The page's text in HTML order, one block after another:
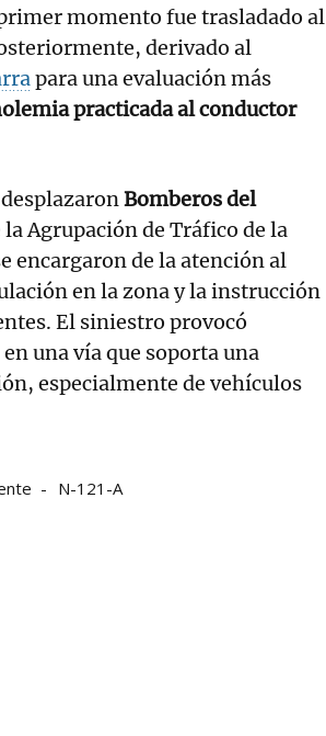
momento fue trasladado al
derivado al
para una evaluación más
practicada al conductor
Bomberos del
la Agrupación de Tráfico de la
encargaron de la atención al
en la zona y la instrucción
El siniestro provocó
una vía que soporta una
especialmente de vehículos
N-121-A